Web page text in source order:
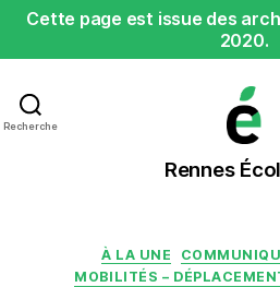
Cette page est issue des
2020.
Recherche
Rennes
À LA UNE
MOBILITÉS –